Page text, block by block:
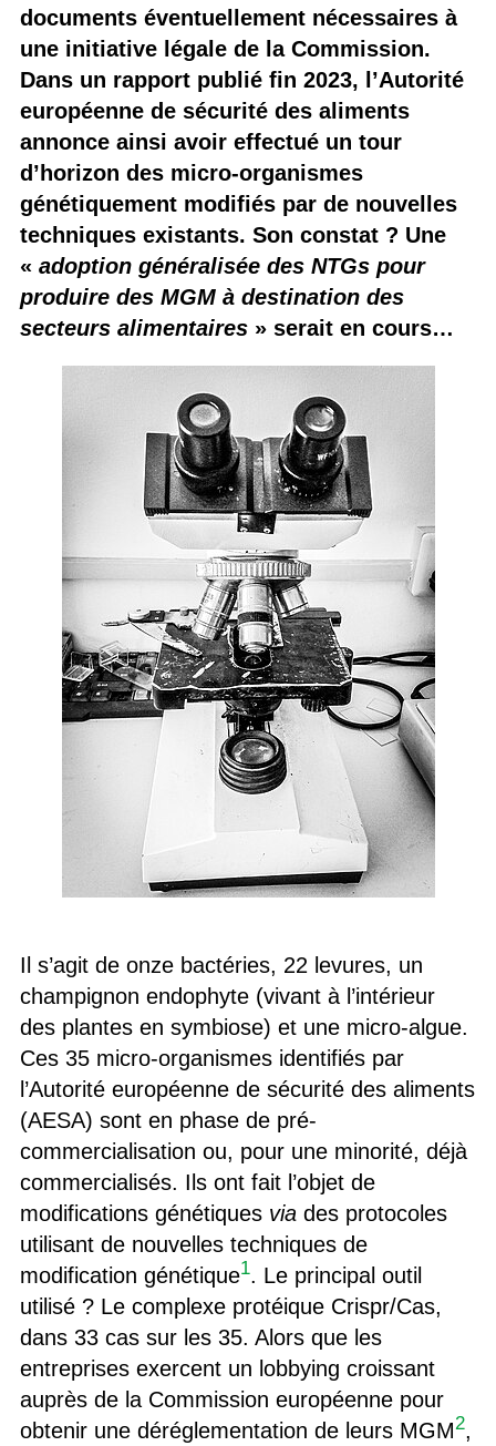
documents éventuellement nécessaires à
une initiative légale de la Commission.
Dans un rapport publié fin 2023, l’Autorité
européenne de sécurité des aliments
annonce ainsi avoir effectué un tour
d’horizon des micro-organismes
génétiquement modifiés par de nouvelles
techniques existants. Son constat ? Une
« adoption généralisée des NTGs pour
produire des MGM à destination des
secteurs alimentaires» serait en cours…
Il s’agit de onze bactéries, 22 levures, un
champignon endophyte (vivant à l’intérieur
des plantes en symbiose) et une micro-algue.
Ces 35 micro-organismes identifiés par
l’Autorité européenne de sécurité des aliments
(AESA) sont en phase de pré-
commercialisation ou, pour une minorité, déjà
commercialisés. Ils ont fait l’objet de
modifications génétiques viades protocoles
utilisant de nouvelles techniques de
modification génétique1. Le principal outil
utilisé ? Le complexe protéique Crispr/Cas,
dans 33 cas sur les 35. Alors que les
entreprises exercent un lobbying croissant
auprès de la Commission européenne pour
obtenir une déréglementation de leurs MGM2,